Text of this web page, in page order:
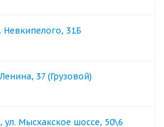
Невкипелого, 31Б
37 (Грузовой)
ул. Мысхакское шоссе, 50\6